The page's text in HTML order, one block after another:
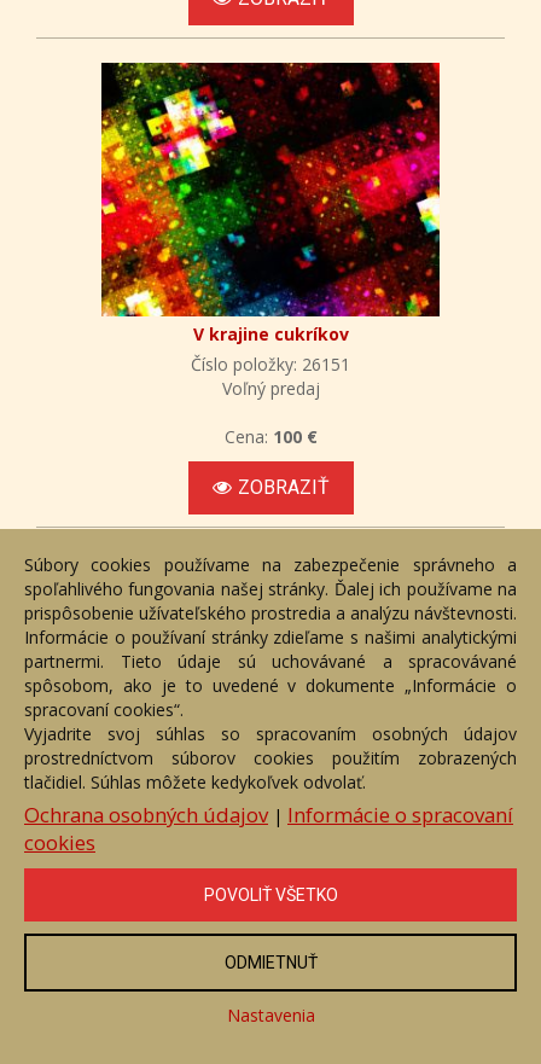
V krajine cukríkov
Číslo položky: 26151
Voľný predaj
Cena: 100 €
ZOBRAZIŤ
Uvidíme sa tam
Cena:50 €
ZOBRAZIŤ
Súbory cookies používame na zabezpečenie správneho a
spoľahlivého fungovania našej stránky. Ďalej ich používame na
prispôsobenie užívateľského prostredia a analýzu návštevnosti.
Informácie o používaní stránky zdieľame s našimi analytickými
partnermi. Tieto údaje sú uchovávané a spracovávané
spôsobom, ako je to uvedené v dokumente „Informácie o
spracovaní cookies“.
Vyjadrite svoj súhlas so spracovaním osobných údajov
prostredníctvom súborov cookies použitím zobrazených
tlačidiel. Súhlas môžete kedykoľvek odvolať.
Ochrana osobných údajov| Informácie o spracovaní
cookies
POVOLIŤ VŠETKO
ODMIETNUŤ
Nastavenia